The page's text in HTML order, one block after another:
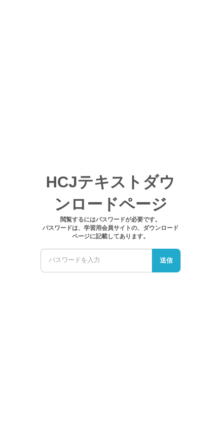
HCJテキストダウ
ンロードページ
閲覧するにはパスワードが必要です。
パスワードは、学習用会員サイトの、ダウンロード
ページに記載してあります。
送信